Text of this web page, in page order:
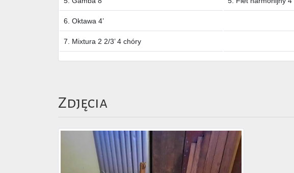
6. Oktawa 4’
7. Mixtura 2 2/3’ 4 chóry
Zdjęcia